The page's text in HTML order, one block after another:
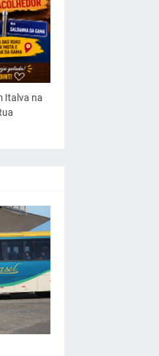
Italva na